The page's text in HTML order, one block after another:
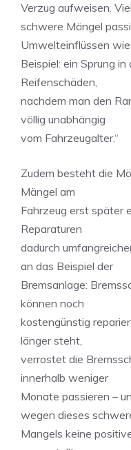
Verzug aufweisen.
schwere Mängel
Umwelteinflüssen
Beispiel: ein Sprung
Reifenschäden,
nachdem man den
völlig unabhängig
vom Fahrzeugalter.“
Zudem besteht die
Mängel am
Fahrzeug erst später
Reparaturen
dadurch
an das Beispiel der
Bremsanlage:
können noch
kostengünstig
länger steht,
verrostet die
innerhalb weniger
Monate passieren –
wegen dieses
Mangels keine